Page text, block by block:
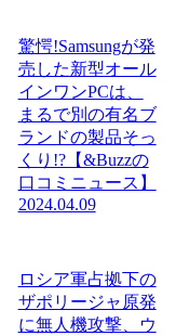
驚愕!Samsungが発
売した新型オール
インワンPCは、
まるで別の有名ブ
ランドの製品そっ
くり!?【&Buzzの
口コミニュース】
2024.04.09
ロシア軍占拠下の
ザポリージャ原発
に無人機攻撃、ウ